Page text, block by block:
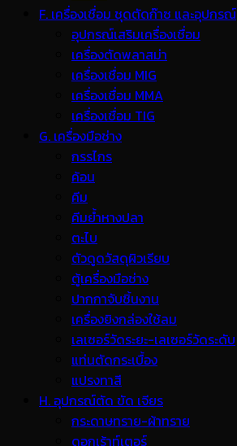
F. เครื่องเชื่อม ชุดตัดก๊าซ และอุปกรณ์
อุปกรณ์เสริมเครื่องเชื่อม
เครื่องตัดพลาสม่า
เครื่องเชื่อม MIG
เครื่องเชื่อม MMA
เครื่องเชื่อม TIG
G. เครื่องมือช่าง
กรรไกร
ค้อน
คีม
คีมย้ำหางปลา
ตะไบ
ตัวดูดวัสดุผิวเรียบ
ตู้เครื่องมือช่าง
ปากกาจับชิ้นงาน
เครื่องยิงกล่องใช้ลม
เลเซอร์วัดระยะ-เลเซอร์วัดระดับ
แท่นตัดกระเบื้อง
แปรงทาสี
H. อุปกรณ์ตัด ขัด เจียร
กระดาษทราย-ผ้าทราย
ดอกเร้าท์เตอร์